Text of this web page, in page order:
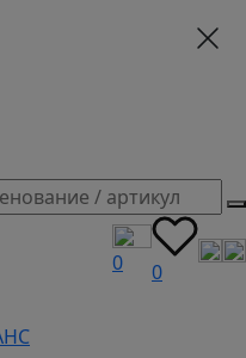
0 0
частотные
купить оптом и в